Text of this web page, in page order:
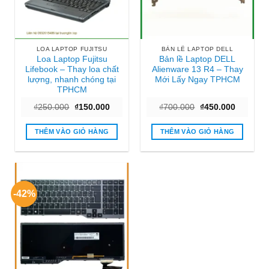
LOA LAPTOP FUJITSU
Loa Laptop Fujitsu
Lifebook – Thay loa chất
lượng, nhanh chóng tại
TPHCM
₫250.000 Giá
là:
₫250.000.
₫150.000Giá
tại
₫150.000.
THÊM VÀO GIỎ HÀNG
BẢN LỀ LAPTOP DELL
Bản lề Laptop DELL
Alienware 13 R4 – Thay
Mới Lấy Ngay TPHCM
₫700.000 Giá
là:
₫700.000.
₫450.000Giá
tại
THÊM VÀO GIỎ HÀNG
-42%